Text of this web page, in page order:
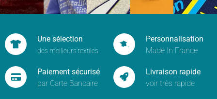
Une sélection
des meilleurs textiles
Personnalisation
Made In France
Paiement sécurisé
par Carte Bancaire
Livraison rapide
voir très rapide